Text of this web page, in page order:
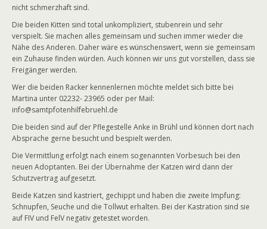
nicht schmerzhaft sind.
Die beiden Kitten sind total unkompliziert, stubenrein und sehr
verspielt. Sie machen alles gemeinsam und suchen immer wieder die
Nähe des Anderen. Daher wäre es wünschenswert, wenn sie gemeinsam
ein Zuhause finden würden. Auch können wir uns gut vorstellen, dass sie
Freigänger werden.
Wer die beiden Racker kennenlernen möchte meldet sich bitte bei
Martina unter 02232- 23965 oder per Mail:
info@samtpfotenhilfebruehl.de
Die beiden sind auf der Pflegestelle Anke in Brühl und können dort nach
Absprache gerne besucht und bespielt werden.
Die Vermittlung erfolgt nach einem sogenannten Vorbesuch bei den
neuen Adoptanten. Bei der Übernahme der Katzen wird dann der
Schutzvertrag aufgesetzt.
Beide Katzen sind kastriert, gechippt und haben die zweite Impfung:
Schnupfen, Seuche und die Tollwut erhalten. Bei der Kastration sind sie
auf FIV und FelV negativ getestet worden.